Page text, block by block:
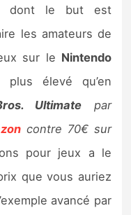
dont le but est
les amateurs de
sur le Nintendo
élevé qu’en
Ultimate par
contre 70€ sur
pour jeux a le
que vous auriez
avancé par